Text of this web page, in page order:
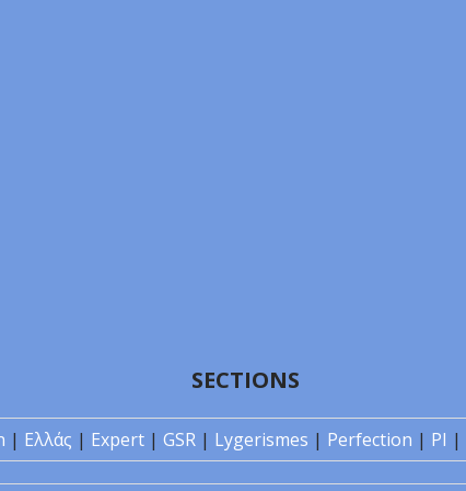
SECTIONS
| Ελλάς | Expert | GSR | Lygerismes | Perfection | PI |